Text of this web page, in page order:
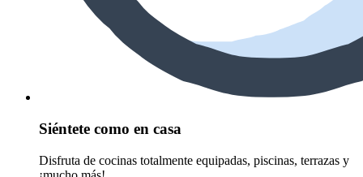
Siéntete como en casa
Disfruta de cocinas totalmente equipadas, piscinas, terrazas y